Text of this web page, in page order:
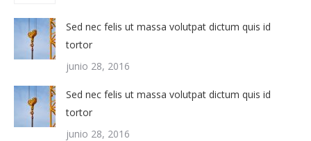
Sed nec felis ut massa volutpat dictum quis id
tortor
junio 28, 2016
Sed nec felis ut massa volutpat dictum quis id
tortor
junio 28, 2016